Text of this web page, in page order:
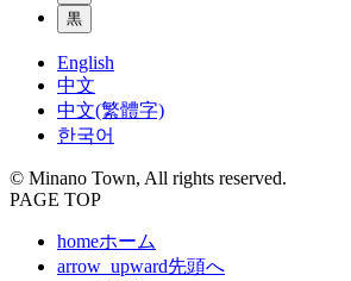
黒
English
中文
中文(繁體字)
한국어
© Minano Town, All rights reserved.
PAGE TOP
homeホーム
arrow_upward先頭へ